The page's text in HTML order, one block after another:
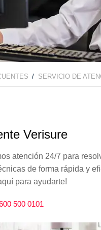
SERVICIO DE
Verisure
atención 24/7 para
de forma rápida y
para ayudarte!
500 0101